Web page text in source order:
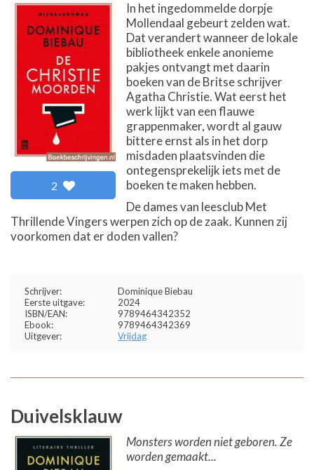
2
In het ingedommelde dorpje
Mollendaal gebeurt zelden wat.
Dat verandert wanneer de lokale
bibliotheek enkele anonieme
pakjes ontvangt met daarin
boeken van de Britse schrijver
Agatha Christie. Wat eerst het
werk lijkt van een flauwe
grappenmaker, wordt al gauw
bittere ernst als in het dorp
misdaden plaatsvinden die
ontegensprekelijk iets met de
boeken te maken hebben.
De dames van leesclub Met
Thrillende Vingers werpen zich op de zaak. Kunnen zij
voorkomen dat er doden vallen?
Schrijver:
Dominique Biebau
Eerste uitgave:
2024
ISBN/EAN:
9789464342352
Ebook:
9789464342369
Uitgever:
Vrijdag
Duivelsklauw
Monsters worden niet geboren. Ze
worden gemaakt...